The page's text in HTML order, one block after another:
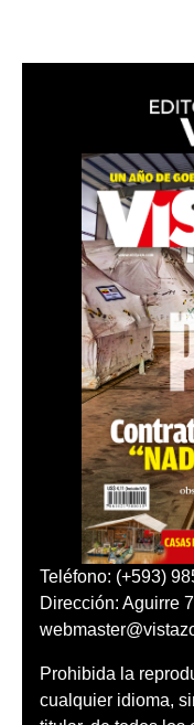
Teléfono: (+593)
Dirección: Aguirre
Prohibida la
cualquier idioma,